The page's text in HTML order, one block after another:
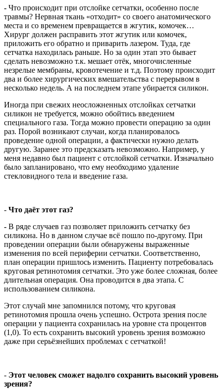
- Что происходит при отслойке сетчатки, особенно после
травмы? Нервная ткань «отходит» со своего анатомического
места и со временем превращается в жгутик, комочек…
Хирург должен расправить этот жгутик или комочек,
приложить его обратно и приварить лазером. Туда, где
сетчатка находилась раньше. Но за один этап это бывает
сделать невозможно т.к. мешает отёк, многочисленные
незрелые мембраны, кровотечение и т.д. Поэтому происходит
два и более хирургических вмешательства с перерывом в
несколько недель. А на последнем этапе убирается силикон.
Иногда при свежих неосложненных отслойках сетчатки
силикон не требуется, можно обойтись введением
специального газа. Тогда можно провести операцию за один
раз. Порой возникают случаи, когда планировалось
проведение одной операции, а фактически нужно делать
другую. Заранее это предсказать невозможно. Например, у
меня недавно был пациент с отслойкой сетчатки. Изначально
было запланировано, что ему необходимо удаление
стекловидного тела и введение газа.
- Что даёт этот газ?
- В ряде случаев газ позволяет приложить сетчатку без
силикона. Но в данном случае всё пошло по-другому. При
проведении операции были обнаружены выраженные
изменения по всей периферии сетчатки. Соответственно,
план операции пришлось изменить. Пациенту потребовалась
круговая ретинотомия сетчатки. Это уже более сложная, более
длительная операция. Она проводится в два этапа. С
использованием силикона.
Этот случай мне запомнился потому, что круговая
ретинотомия прошла очень успешно. Острота зрения после
операции у пациента сохранилась на уровне ста процентов
(1,0). То есть сохранить высокий уровень зрения возможно
даже при серьёзнейших проблемах с сетчаткой!
- Этот человек сможет надолго сохранить высокий уровень
зрения?